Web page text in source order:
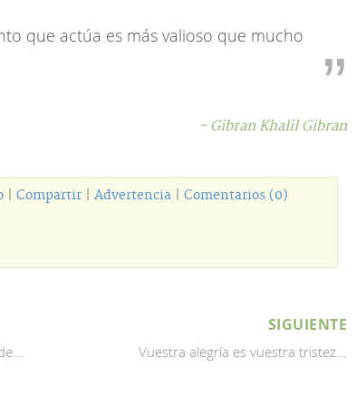
que actúa es más valioso que mucho
- Gibran Khalil Gibran
Compartir Advertencia Comentarios (0)
SIGUIENTE
Vuestra alegría es vuestra tristez...